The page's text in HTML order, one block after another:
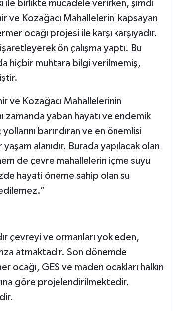
ile birlikte mücadele verirken, şimdi
ve Kozağacı Mahallelerini kapsayan
ocağı projesi ile karşı karşıyadır.
ön çalışma yaptı. Bu
hiçbir muhtara bilgi verilmemiş,
ve Kozağacı Mahallelerinin
zamanda yaban hayatı ve endemik
barındıran ve en önemlisi
alanıdır. Burada yapılacak olan
de çevre mahallelerin içme suyu
hayati öneme sahip olan su
çevreyi ve ormanları yok eden,
atmaktadır. Son dönemde
ocağı, GES ve maden ocakları halkın
göre projelendirilmektedir.